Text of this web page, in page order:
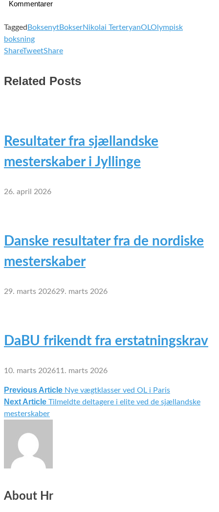
Kommentarer
Tagged BoksenytBokserNikolai TerteryanOLOlympisk
boksning
ShareTweetShare
Related Posts
Resultater fra sjællandske
mesterskaber i Jyllinge
26. april 2026
Danske resultater fra de nordiske
mesterskaber
29. marts 202629. marts 2026
DaBU frikendt fra erstatningskrav
10. marts 202611. marts 2026
Indlægsnavigation
Previous Article Nye vægtklasser ved OL i Paris
Next Article Tilmeldte deltagere i elite ved de sjællandske
mesterskaber
About Hr